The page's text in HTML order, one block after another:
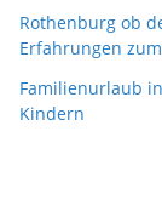
Rothenburg ob
Erfahrungen
Familienurlaub
Kindern